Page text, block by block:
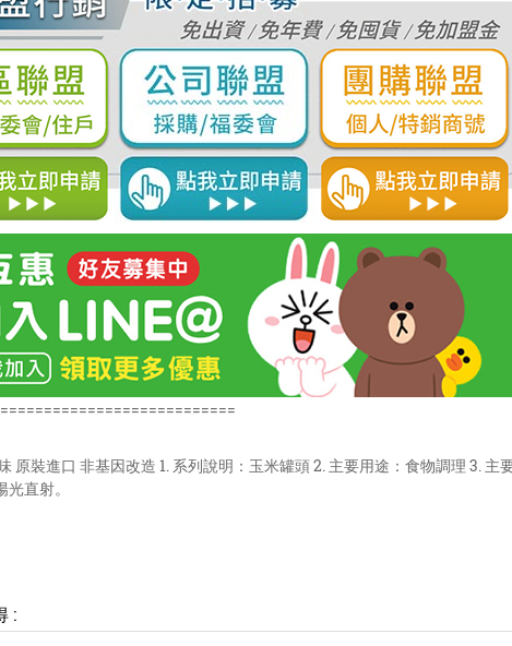
原裝進口 非基因改造 1. 系列說明：玉米罐頭 2. 主要用途：食物調理 3.
直射。
: